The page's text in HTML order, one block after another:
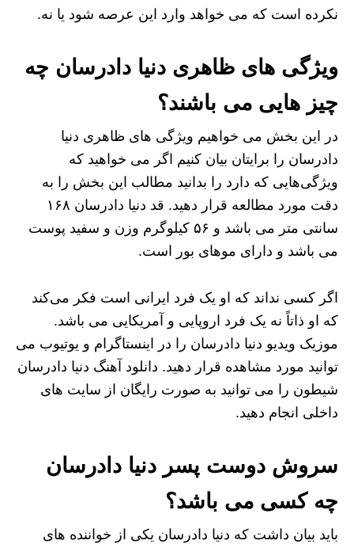
نکرده است که می‌ خواهد وارد این عرصه شود یا نه.
ویژگی های ظاهری دنیا دادرسان چه
چیز هایی می باشند؟
در این بخش می خواهیم ویژگی های ظاهری دنیا
دادرسان را برایتان بیان کنیم اگر می خواهید که
ویژگی‌هایی که دارد را بدانید مطالب این بخش را به
دقت مورد مطالعه قرار دهید. قد دنیا دادرسان ۱۶۸
سانتی متر می باشد و ۵۶ کیلوگرم وزن و سفید پوست
می باشد و دارای موهای بور است.
اگر کسی نداند که او یک فرد ایرانی است فکر می‌کند
که او ذاتاً نه یک فرد اروپایی و آمریکایی می باشد.
موزیک ویدیو دنیا دادرسان را در اینستاگرام و یوتیوب می
توانید مورد مشاهده قرار دهید. دانلود آهنگ دنیا دادرسان
شیطون را می توانید به صورت رایگان از سایت های
داخلی انجام دهید.
سروش دوست پسر دنیا دادرسان
چه کسی می باشد؟
باید بیان داشت که دنیا دادرسان یکی از خواننده های